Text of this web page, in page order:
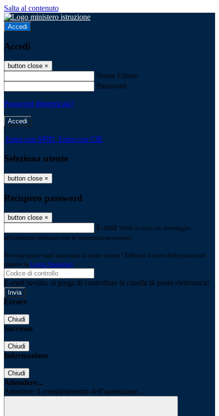
Salta al contenuto
Accedi
Accedi
button close ×
Nome Utente
Password
Password dimenticata?
-
Entra con SPID Entra con CIE
Seleziona utente
button close ×
Recupero password
button close ×
E-mail Verrà inviato un messaggio
all'indirizzo indicato con le istruzioni necessarie.
Non hai una e-mail associata al nome utente? Effettua il reset della password
tramite la Login Spaggiari
E-mail inviata, si prega di controllare la casella di posta elettronica!
Errore
Chiudi
Successo
Chiudi
Informazione
Chiudi
Attendere...
Attendere il completamento dell'operazione...